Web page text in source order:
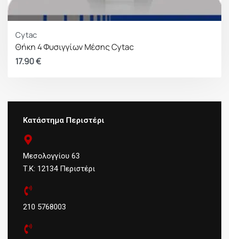
Cytac
Θήκη 4 Φυσιγγίων Μέσης Cytac
17.90€
Κατάστημα Περιστέρι
Μεσολογγίου 63
Τ.Κ: 12134 Περιστέρι
210 5768003